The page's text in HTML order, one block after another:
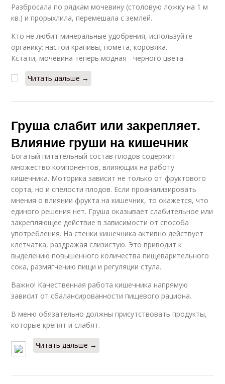
Разбросала по рядкам мочевину (столовую ложку на 1 м
кв.) и прорыхлила, перемешала с землей.
Кто не любит минеральные удобрения, используйте
органику: настои крапивы, помета, коровяка.
Кстати, мочевина теперь модная - черного цвета .
Читать дальше →
Груша слабит или закрепляет.
Влияние груши на кишечник
Богатый питательный состав плодов содержит
множество компонентов, влияющих на работу
кишечника. Моторика зависит не только от фруктового
сорта, но и спелости плодов. Если проанализировать
мнения о влиянии фрукта на кишечник, то окажется, что
единого решения нет. Груша оказывает слабительное или
закрепляющее действие в зависимости от способа
употребления. На стенки кишечника активно действует
клетчатка, раздражая слизистую. Это приводит к
выделению повышенного количества пищеварительного
сока, размягчению пищи и регуляции стула.
Важно! Качественная работа кишечника напрямую
зависит от сбалансированности пищевого рациона.
В меню обязательно должны присутствовать продукты,
которые крепят и слабят.
Читать дальше →